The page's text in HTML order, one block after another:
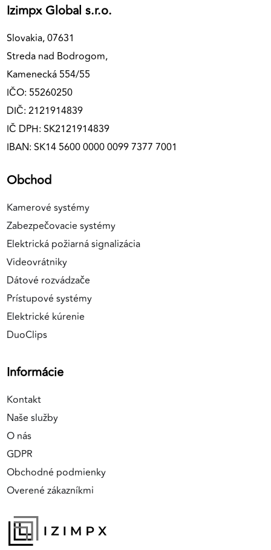
Izimpx Global s.r.o.
Slovakia, 07631
Streda nad Bodrogom,
Kamenecká 554/55
IČO: 55260250
DIČ: 2121914839
IČ DPH: SK2121914839
IBAN: SK14 5600 0000 0099 7377 7001
Obchod
Kamerové systémy
Zabezpečovacie systémy
Elektrická požiarná signalizácia
Videovrátniky
Dátové rozvádzače
Prístupové systémy
Elektrické kúrenie
DuoClips
Informácie
Kontakt
Naše služby
O nás
GDPR
Obchodné podmienky
Overené zákazníkmi